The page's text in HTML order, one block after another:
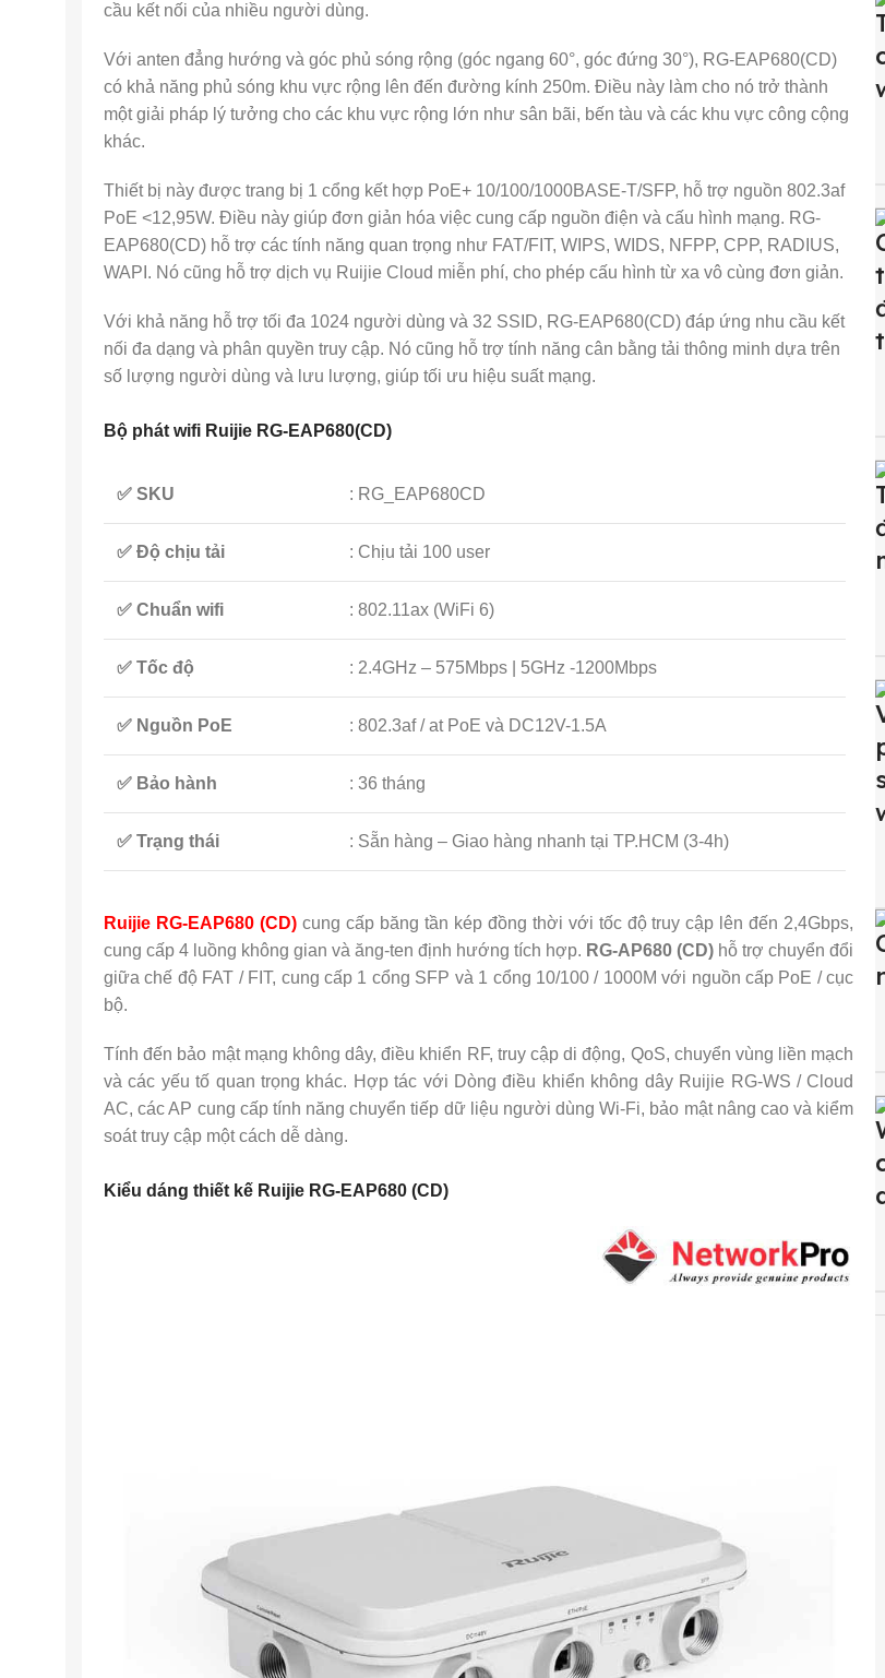
cầu kết nối của nhiều người dùng.
Với anten đẳng hướng và góc phủ sóng rộng (góc ngang 60°, góc đứng 30°), RG-EAP680(CD)
có khả năng phủ sóng khu vực rộng lên đến đường kính 250m. Điều này làm cho nó trở thành
một giải pháp lý tưởng cho các khu vực rộng lớn như sân bãi, bến tàu và các khu vực công cộng
khác.
Thiết bị này được trang bị 1 cổng kết hợp PoE+ 10/100/1000BASE-T/SFP, hỗ trợ nguồn 802.3af
PoE <12,95W. Điều này giúp đơn giản hóa việc cung cấp nguồn điện và cấu hình mạng. RG-
EAP680(CD) hỗ trợ các tính năng quan trọng như FAT/FIT, WIPS, WIDS, NFPP, CPP, RADIUS,
WAPI. Nó cũng hỗ trợ dịch vụ Ruijie Cloud miễn phí, cho phép cấu hình từ xa vô cùng đơn giản.
Với khả năng hỗ trợ tối đa 1024 người dùng và 32 SSID, RG-EAP680(CD) đáp ứng nhu cầu kết
nối đa dạng và phân quyền truy cập. Nó cũng hỗ trợ tính năng cân bằng tải thông minh dựa trên
số lượng người dùng và lưu lượng, giúp tối ưu hiệu suất mạng.
Bộ phát wifi Ruijie RG-EAP680(CD)
✅ SKU : RG_EAP680CD
✅ Độ chịu tải : Chịu tải 100 user
✅ Chuẩn wifi : 802.11ax (WiFi 6)
✅ Tốc độ : 2.4GHz – 575Mbps | 5GHz -1200Mbps
✅ Nguồn PoE : 802.3af / at PoE và DC12V-1.5A
✅ Bảo hành : 36 tháng
✅ Trạng thái : Sẵn hàng – Giao hàng nhanh tại TP.HCM (3-4h)
Ruijie RG-EAP680 (CD)cung cấp băng tần kép đồng thời với tốc độ truy cập lên đến 2,4Gbps,
cung cấp 4 luồng không gian và ăng-ten định hướng tích hợp. RG-AP680 (CD) hỗ trợ chuyển đổi
giữa chế độ FAT / FIT, cung cấp 1 cổng SFP và 1 cổng 10/100 / 1000M với nguồn cấp PoE / cục
bộ.
Tính đến bảo mật mạng không dây, điều khiển RF, truy cập di động, QoS, chuyển vùng liền mạch
và các yếu tố quan trọng khác. Hợp tác với Dòng điều khiển không dây Ruijie RG-WS / Cloud
AC, các AP cung cấp tính năng chuyển tiếp dữ liệu người dùng Wi-Fi, bảo mật nâng cao và kiểm
soát truy cập một cách dễ dàng.
Kiểu dáng thiết kế Ruijie RG-EAP680 (CD)